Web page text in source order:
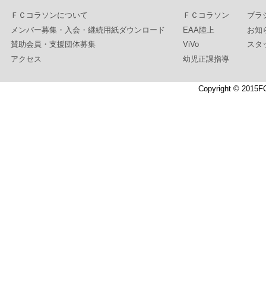
ＦＣコラソンについて
メンバー募集・入会・継続用紙ダウンロード
賛助会員・支援団体募集
アクセス
ＦＣコラソン
EAA陸上
ViVo
幼児正課指導
ブラ
お知
スタ
Copyright ©